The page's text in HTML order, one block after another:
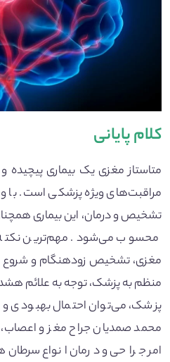
کلام پایانی
متاستاز مغزی یک بیماری پیچیده
مراقبت‌های ویژه پزشکی است.
تشخیص و درمان، این بیماری
محسوب می‌شود. مهم‌ترین نکته
مغزی، تشخیص زودهنگام و شروع
منظم به پزشک، توجه به علائم
پزشک، می‌توان احتمال بهبودی و
محمد صمدیان جراح مغز و
امر جراحی و درمان انواع